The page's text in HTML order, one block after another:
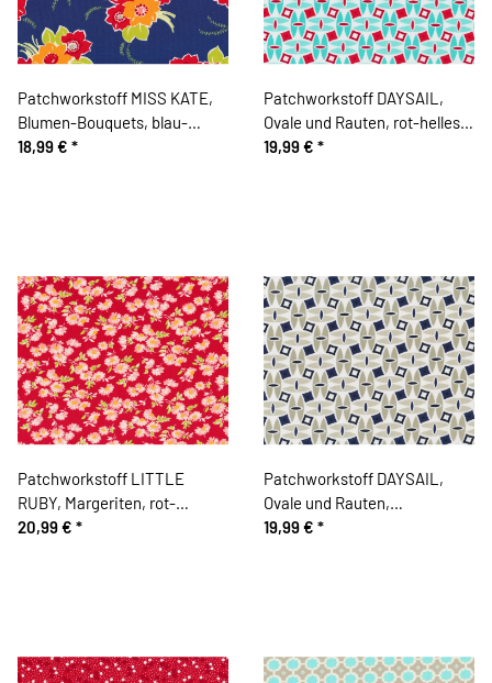
Patchworkstoff MISS KATE,
Blumen-Bouquets, blau-
orange, Moda Fabrics
18,99 € *
Patchworkstoff DAYSAIL,
Ovale und Rauten, rot-helles
türkis, Moda Fabrics
19,99 € *
Patchworkstoff LITTLE
RUBY, Margeriten, rot-
lachsrosa, Moda Fabrics
20,99 € *
Patchworkstoff DAYSAIL,
Ovale und Rauten,
dunkelblau-natur, Moda
19,99 € *